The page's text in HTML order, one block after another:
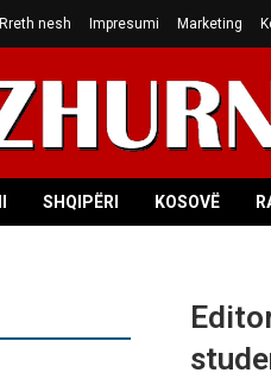
Rreth nesh Impresumi Marketing
SHQIPËRI KOSOVË